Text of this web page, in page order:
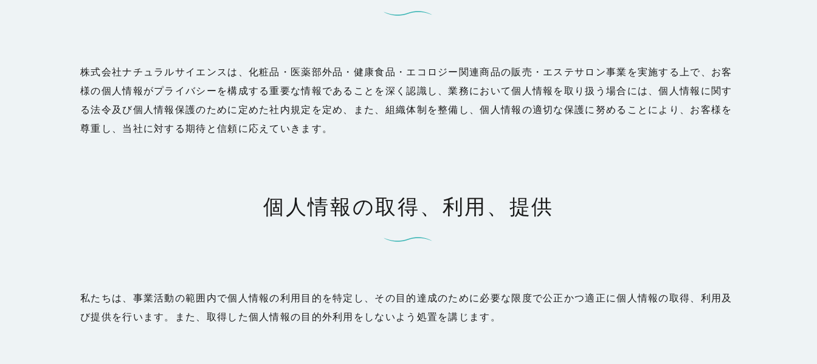
株式会社ナチュラルサイエンスは、化粧品・医薬部外品・健康食品・エコロジー関連商品の販売・エステサロン事業を実施する上で、お客
様の個人情報がプライバシーを構成する重要な情報であることを深く認識し、業務において個人情報を取り扱う場合には、個人情報に関す
る法令及び個人情報保護のために定めた社内規定を定め、また、組織体制を整備し、個人情報の適切な保護に努めることにより、お客様を
尊重し、当社に対する期待と信頼に応えていきます。
個人情報の取得、利用、提供
私たちは、事業活動の範囲内で個人情報の利用目的を特定し、その目的達成のために必要な限度で公正かつ適正に個人情報の取得、利用及
び提供を行います。また、取得した個人情報の目的外利用をしないよう処置を講じます。